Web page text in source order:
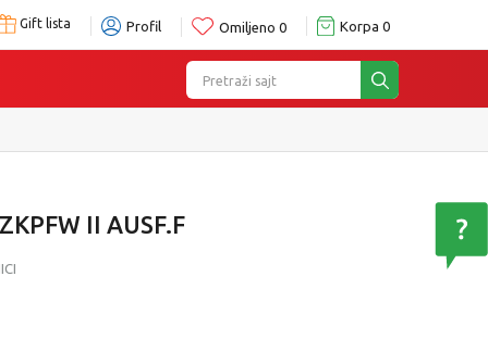
Gift lista Profil Omiljeno 0 Korpa 0
Pretraži sajt
II AUSF.F